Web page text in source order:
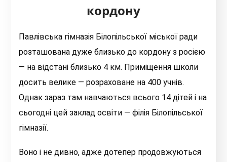
кордону
Павлівська гімназія Білопільської міської ради
розташована дуже близько до кордону з росією
— на відстані близько 4 км. Приміщення школи
досить велике — розраховане на 400 учнів.
Однак зараз там навчаються всього 14 дітей і на
сьогодні цей заклад освіти — філія Білопільської
гімназії.
Воно і не дивно, адже дотепер продовжуються